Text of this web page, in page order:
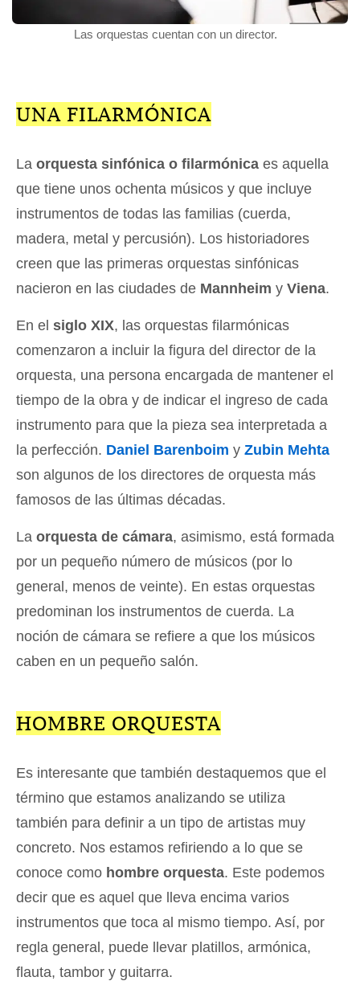
Las orquestas cuentan con un director.
UNA FILARMÓNICA
La orquesta sinfónica o filarmónica es aquella
que tiene unos ochenta músicos y que incluye
instrumentos de todas las familias (cuerda,
madera, metal y percusión). Los historiadores
creen que las primeras orquestas sinfónicas
nacieron en las ciudades de Mannheim y Viena.
En el siglo XIX, las orquestas filarmónicas
comenzaron a incluir la figura del director de la
orquesta, una persona encargada de mantener el
tiempo de la obra y de indicar el ingreso de cada
instrumento para que la pieza sea interpretada a
la perfección. Daniel Barenboim y Zubin Mehta
son algunos de los directores de orquesta más
famosos de las últimas décadas.
La orquesta de cámara, asimismo, está formada
por un pequeño número de músicos (por lo
general, menos de veinte). En estas orquestas
predominan los instrumentos de cuerda. La
noción de cámara se refiere a que los músicos
caben en un pequeño salón.
HOMBRE ORQUESTA
Es interesante que también destaquemos que el
término que estamos analizando se utiliza
también para definir a un tipo de artistas muy
concreto. Nos estamos refiriendo a lo que se
conoce como hombre orquesta. Este podemos
decir que es aquel que lleva encima varios
instrumentos que toca al mismo tiempo. Así, por
regla general, puede llevar platillos, armónica,
flauta, tambor y guitarra.